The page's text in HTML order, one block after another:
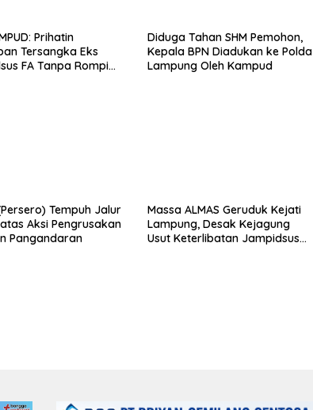
Prihatin
Tersangka Eks
FA Tanpa Rompi
Diduga Tahan SHM Pemohon,
Kepala BPN Diadukan ke Polda
Lampung Oleh Kampud
Tempuh Jalur
Aksi Pengrusakan
Pangandaran
Massa ALMAS Geruduk Kejati
Lampung, Desak Kejagung
Usut Keterlibatan Jampidsus